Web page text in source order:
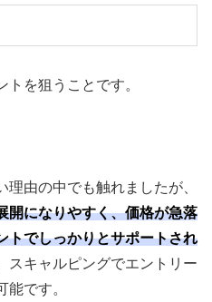
を狙うことです。
由の中でも触れましたが、
開になりやすく、価格が急落
トでしっかりとサポートされ
スキャルピングでエントリー
です。